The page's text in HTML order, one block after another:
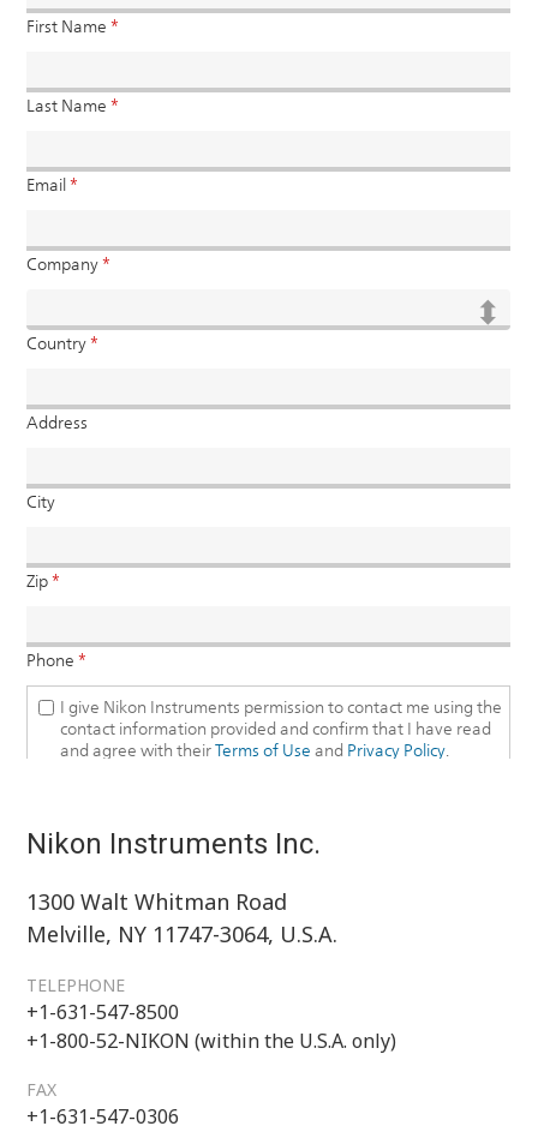
Nikon Instruments Inc.
1300 Walt Whitman Road
Melville, NY 11747-3064, U.S.A.
TELEPHONE
+1-631-547-8500
+1-800-52-NIKON (within the U.S.A. only)
FAX
+1-631-547-0306